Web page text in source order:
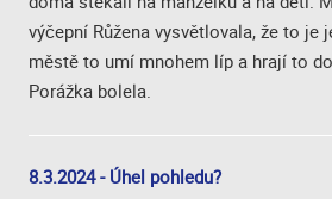
výčepní Růžena vysvětlovala, že to je
městě to umí mnohem líp a hrají to
Porážka bolela.
8.3.2024 - Úhel pohledu?